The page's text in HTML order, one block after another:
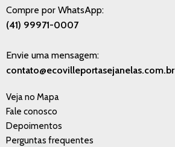
Compre por WhatsApp:
(41) 99971-0007
Envie uma mensagem:
contato@ecovilleportasejanelas.com.br
Veja no Mapa
Fale conosco
Depoimentos
Perguntas frequentes